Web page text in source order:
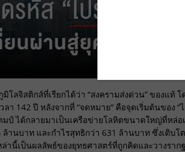
โลจิสติกส์ที่เรียกได้ว่า “สงครามส่งด่วน” ของแท้
ลา 142 ปี หลังจากที่ “จดหมาย” คือจุดเริ่มต้นขอ
ป์ ได้กลายมาเป็นเครือข่ายโลหิตขนาดใหญ่ที่หล่อ
ล้านบาท และกำไรสุทธิกว่า 631 ล้านบาท ซึ่งเติบ
ล่านี้เป็นผลลัพธ์ของยุทธศาสตร์ที่ถูกคิดและวางรา